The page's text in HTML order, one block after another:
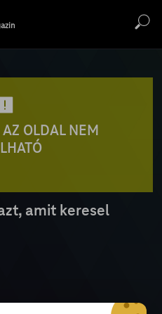
OLDAL NEM
amit keresel